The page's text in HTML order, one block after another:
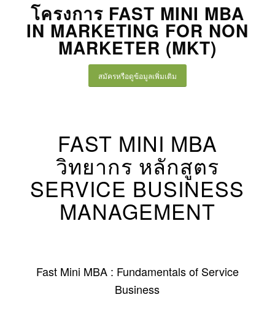
โครงการ FAST MINI MBA
IN MARKETING FOR NON
MARKETER (MKT)
สมัครหรือดูข้อมูลเพิ่มเติม
FAST MINI MBA
วิทยากร หลักสูตร
SERVICE BUSINESS
MANAGEMENT
Fast Mini MBA : Fundamentals of Service
Business